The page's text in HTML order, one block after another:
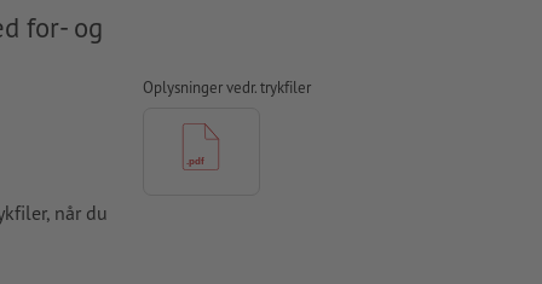
for- og
når du
Oplysninger vedr. trykfiler